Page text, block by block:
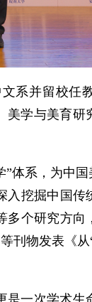
系并留校任
学与美育
体系，为中
挖掘中国传
个研究方
刊物发表《